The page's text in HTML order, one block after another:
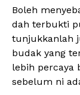
Boleh
dah terbukti
tunjukkanlah
budak yang
lebih percaya
sebelum ni